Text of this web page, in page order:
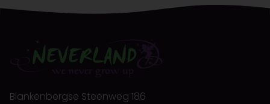
Blankenbergse Steenweg 186